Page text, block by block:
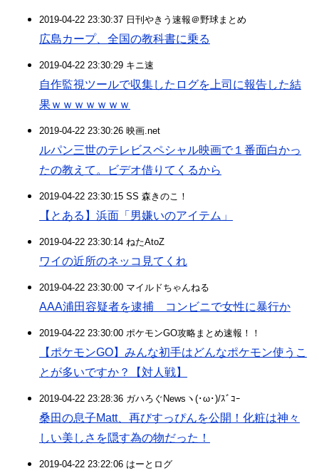
2019-04-22 23:30:37 日刊やきう速報＠野球まとめ
広島カープ、全国の教科書に乗る
2019-04-22 23:30:29 キニ速
自作監視ツールで収集したログを上司に報告した結
果ｗｗｗｗｗｗｗ
2019-04-22 23:30:26 映画.net
ルパン三世のテレビスペシャル映画で１番面白かっ
たの教えて。ビデオ借りてくるから
2019-04-22 23:30:15 SS 森きのこ！
【とある】浜面「男嫌いのアイテム」
2019-04-22 23:30:14 ねたAtoZ
ワイの近所のネッコ見てくれ
2019-04-22 23:30:00 マイルドちゃんねる
AAA浦田容疑者を逮捕 コンビニで女性に暴行か
2019-04-22 23:30:00 ポケモンGO攻略まとめ速報！！
【ポケモンGO】みんな初手はどんなポケモン使うこ
とが多いですか？【対人戦】
2019-04-22 23:28:36 ガハろぐNewsヽ(･ω･)/ｽﾞｺｰ
桑田の息子Matt、再びすっぴんを公開！化粧は神々
しい美しさを隠す為の物だった！
2019-04-22 23:22:06 はーとログ